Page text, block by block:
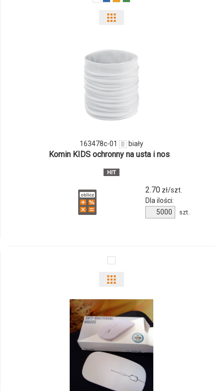
produktu
163478c-
163478c-01 biały
Komin KIDS ochronny na usta i nos
2.70zł/szt.
Dla ilości:
Ilość
produktu
szt.
odmiany
i
ilości
produktu
180872c-